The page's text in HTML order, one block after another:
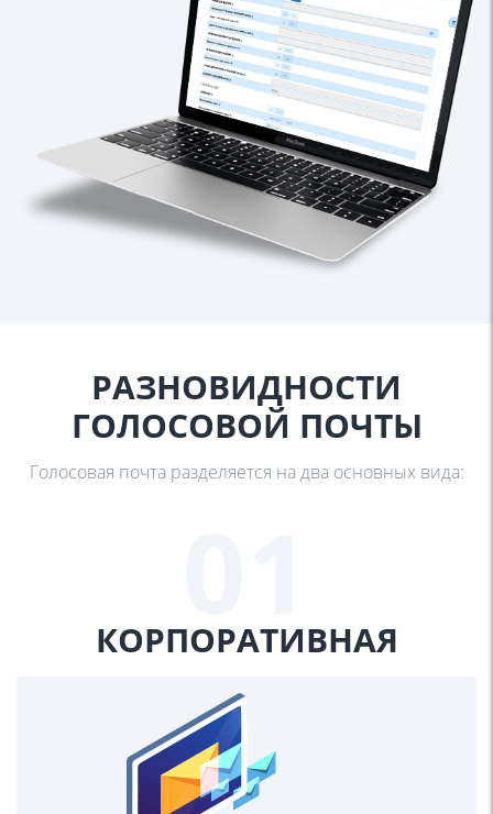
РАЗНОВИДНОСТИ
ГОЛОСОВОЙ ПОЧТЫ
Голосовая почта разделяется на два основных вида:
КОРПОРАТИВНАЯ